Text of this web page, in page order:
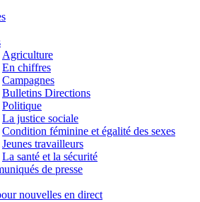
Agriculture
En chiffres
Campagnes
Bulletins Directions
Politique
La justice sociale
Condition féminine et égalité des sexes
Jeunes travailleurs
La santé et la sécurité
de presse
nouvelles en direct